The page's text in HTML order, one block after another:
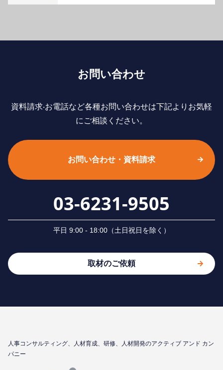
お問い合わせ
資料請求‧お電話など各種お問い合わせは下記よりお気軽
にご相談ください。
お問い合わせ・資料請求
03-6231-9505
平⽇ 9:00 - 18:00（⼟⽇祝⽇を除く）
取材のご依頼
⼈事コンサルティング、⼈材育成、研修、⼈材開発のアクティブ アンド カン
パニー